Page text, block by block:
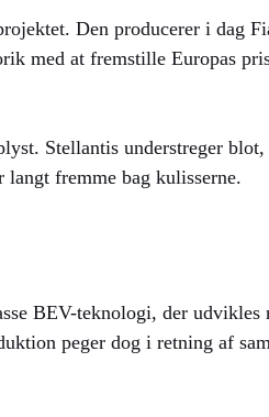
Den producerer i dag
med at fremstille Europas
Stellantis understreger
fremme bag kulisserne.
BEV-teknologi, der
peger dog i retning af